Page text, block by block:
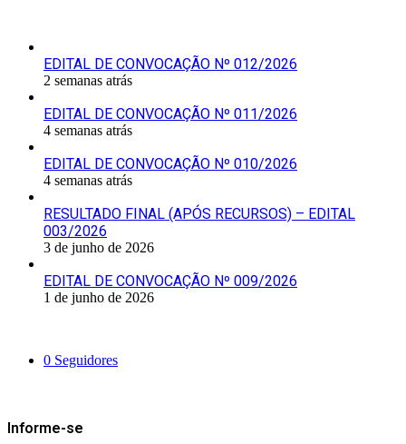
EDITAL DE CONVOCAÇÃO Nº 012/2026
2 semanas atrás
EDITAL DE CONVOCAÇÃO Nº 011/2026
4 semanas atrás
EDITAL DE CONVOCAÇÃO Nº 010/2026
4 semanas atrás
RESULTADO FINAL (APÓS RECURSOS) – EDITAL
003/2026
3 de junho de 2026
EDITAL DE CONVOCAÇÃO Nº 009/2026
1 de junho de 2026
0 Seguidores
Informe-se